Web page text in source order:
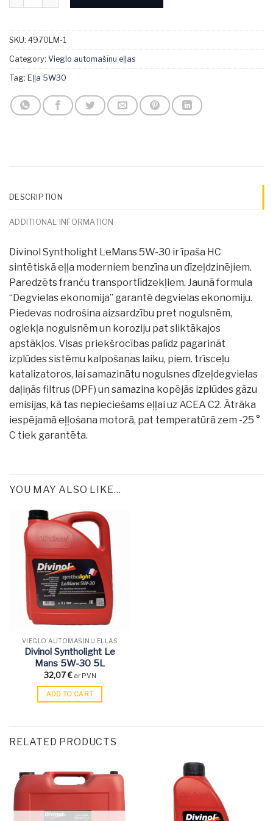
SKU: 4970LM-1
Category: Vieglo automašīnu eļļas
Tag: Eļļa 5W30
DESCRIPTION
ADDITIONAL INFORMATION
Divinol Syntholight LeMans 5W-30 ir īpaša HC
sintētiskā eļļa moderniem benzīna un dīzeļdzinējiem.
Paredzēts franču transportlīdzekļiem. Jaunā formula
“Degvielas ekonomija” garantē degvielas ekonomiju.
Piedevas nodrošina aizsardzību pret nogulsnēm,
oglekļa nogulsnēm un koroziju pat sliktākajos
apstākļos. Visas priekšrocības palīdz pagarināt
izplūdes sistēmu kalpošanas laiku, piem. trīsceļu
katalizatoros, lai samazinātu nogulsnes dīzeļdegvielas
daļiņās filtrus (DPF) un samazina kopējās izplūdes gāzu
emisijas, kā tas nepieciešams eļļai uz ACEA C2. Ātrāka
iespējamā eļļošana motorā, pat temperatūrā zem -25 °
C tiek garantēta.
YOU MAY ALSO LIKE…
VIEGLO AUTOMAŠĪNU EĻĻAS
Divinol Syntholight Le
Mans 5W-30 5L
32,07€ ar PVN
ADD TO CART
RELATED PRODUCTS